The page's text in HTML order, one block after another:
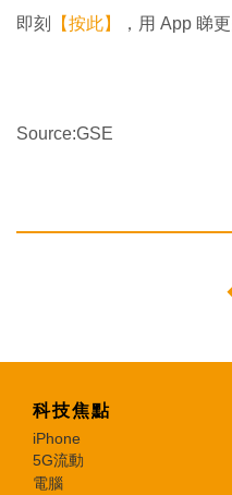
即刻 【按此】 ，用 App 睇
Source:GSE
科技焦點
iPhone
5G流動
電腦